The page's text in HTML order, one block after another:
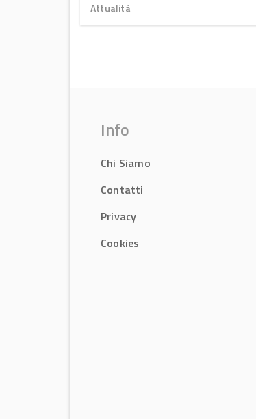
Attualità
Info
Chi Siamo
Contatti
Privacy
Cookies